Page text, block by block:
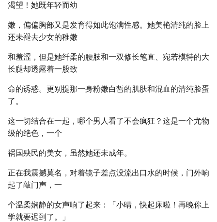
渴望！她既年轻而幼
嫩，偏偏胸部又是发育得如此饱满性感。她美艳清纯的脸上
还未褪去少女的稚嫩
和羞涩，但是她纤柔的腰肢和一双修长笔直、宛若模特的大
长腿却透露着一股致
命的诱惑。更别提那一身粉嫩白皙的肌肤和混血的清纯脸蛋
了。
这一切结合在一起，哪个男人看了不会疯狂？这是一个尤物
级的绝色，一个
祸国殃民的美女，虽然她还未成年。
正在我震撼莫名，对着镜子差点没流出口水的时候，门外响
起了敲门声，一
个温柔娴静的女声响了起来：「小晴，快起床啦！再晚你上
学就要迟到了。」